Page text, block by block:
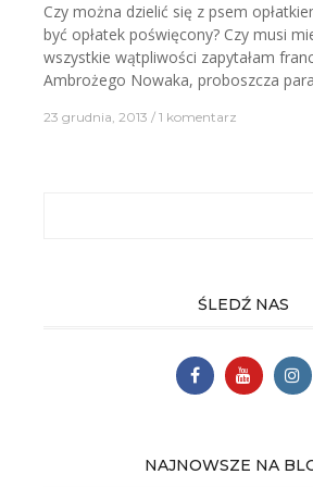
Czy można dzielić się z psem
być opłatek poświęcony? Czy musi
wszystkie wątpliwości zapytałam
Ambrożego Nowaka, proboszcza
23 grudnia, 2013 1 komentarz
ŚLEDŹ NAS
NAJNOWSZE NA